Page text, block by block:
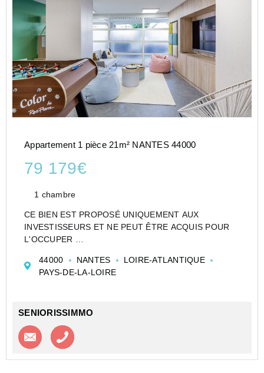
Appartement 1 pièce 21m² NANTES 44000
79 179€
1 chambre
CE BIEN EST PROPOSÉ UNIQUEMENT AUX
INVESTISSEURS ET NE PEUT ÊTRE ACQUIS POUR
L'OCCUPER
ETUDIANTE DE TYPE STUDIO DE 21 M² À NANTES -
STUDÉA LOQUIDY - NEXITY STUDEA
44000 NANTES
LOIRE-ATLANTIQUE
PAYS-DE-LA-LOIRE
SENIORISSIMMO
Contacter l'agence